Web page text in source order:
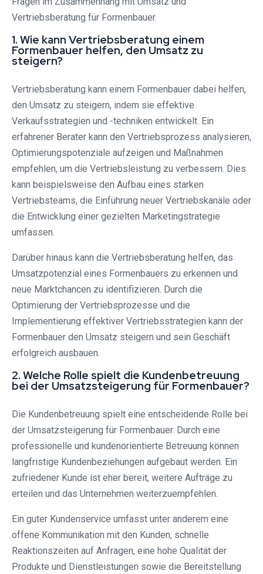
Vertriebsberatung für Formenbauer.
1. Wie kann Vertriebsberatung einem
Formenbauer helfen, den Umsatz zu
steigern?
Vertriebsberatung kann einem Formenbauer dabei helfen,
den Umsatz zu steigern, indem sie effektive
Verkaufsstrategien und -techniken entwickelt. Ein
erfahrener Berater kann den Vertriebsprozess analysieren,
Optimierungspotenziale aufzeigen und Maßnahmen
empfehlen, um die Vertriebsleistung zu verbessern. Dies
kann beispielsweise den Aufbau eines starken
Vertriebsteams, die Einführung neuer Vertriebskanäle oder
die Entwicklung einer gezielten Marketingstrategie
umfassen.
Darüber hinaus kann die Vertriebsberatung helfen, das
Umsatzpotenzial eines Formenbauers zu erkennen und
neue Marktchancen zu identifizieren. Durch die
Optimierung der Vertriebsprozesse und die
Implementierung effektiver Vertriebsstrategien kann der
Formenbauer den Umsatz steigern und sein Geschäft
erfolgreich ausbauen.
2. Welche Rolle spielt die Kundenbetreuung
bei der Umsatzsteigerung für Formenbauer?
Die Kundenbetreuung spielt eine entscheidende Rolle bei
der Umsatzsteigerung für Formenbauer. Durch eine
professionelle und kundenorientierte Betreuung können
langfristige Kundenbeziehungen aufgebaut werden. Ein
zufriedener Kunde ist eher bereit, weitere Aufträge zu
erteilen und das Unternehmen weiterzuempfehlen.
Ein guter Kundenservice umfasst unter anderem eine
offene Kommunikation mit den Kunden, schnelle
Reaktionszeiten auf Anfragen, eine hohe Qualität der
Produkte und Dienstleistungen sowie die Bereitstellung